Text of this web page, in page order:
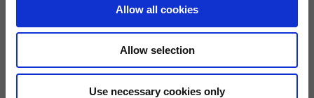
Allow all cookies
Allow selection
Use necessary cookies only